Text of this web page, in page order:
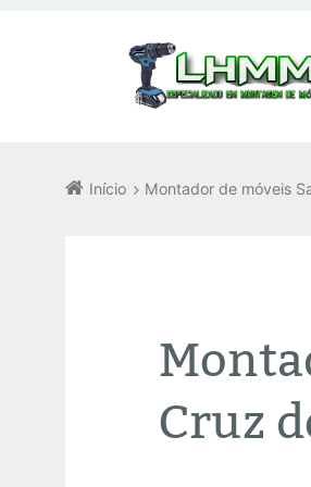
Início Montador de móveis
Cruz